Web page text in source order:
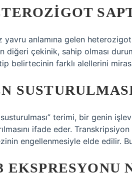
yavru anlamına gelen
diğeri çekinik, sahip olması
belirtecinin farklı alellerini miras
susturulması” terimi, bir genin
ifade eder.
engellenmesiyle elde edilir.
EKSPRESYONU